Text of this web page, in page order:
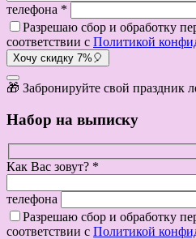
телефона *
Разрешаю сбор и обработку
соответствии с Политикой
Хочу скидку 7%🎈
🎁 Забронируйте свой праздник
Набор на выписку
Как Вас зовут? *
телефона
Разрешаю сбор и обработку
соответствии с Политикой